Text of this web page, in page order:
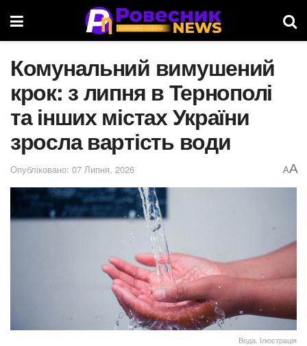
Комунальний вимушений
крок: з липня в Тернополі
та інших містах України
зросла вартість води
Опубліковано: 07 Липня, 2026 AA
Вода. Ілюстрація